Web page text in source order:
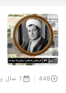
448 1 سال پیش